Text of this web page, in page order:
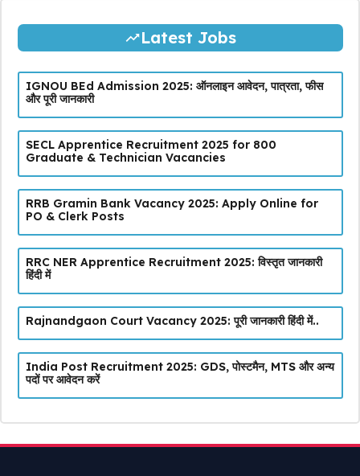
Latest Jobs
IGNOU BEd Admission 2025: ऑनलाइन आवेदन, पात्रता, फीस
और पूरी जानकारी
SECL Apprentice Recruitment 2025 for 800
Graduate & Technician Vacancies
RRB Gramin Bank Vacancy 2025: Apply Online for
PO & Clerk Posts
RRC NER Apprentice Recruitment 2025: विस्तृत जानकारी
हिंदी में
Rajnandgaon Court Vacancy 2025: पूरी जानकारी हिंदी में..
India Post Recruitment 2025: GDS, पोस्टमैन, MTS और अन्य
पदों पर आवेदन करें